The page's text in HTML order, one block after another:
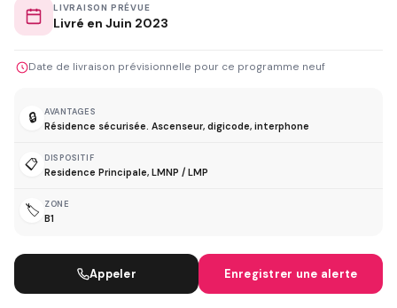
LIVRAISON PRÉVUE
Livré en Juin 2023
Date de livraison prévisionnelle pour ce programme neuf
🔒 AVANTAGES
Résidence sécurisée. Ascenseur, digicode, interphone
📋 DISPOSITIF
Residence Principale, LMNP / LMP
🏷️ ZONE
B1
Appeler Enregistrer une alerte